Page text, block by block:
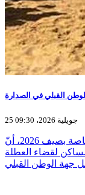
القبلي في الصدارة
25 جويلية 2026، 09:30
أظهرت بيانات منصّة العقارات "مبوّب" الخاصة بصيف 2026، أنّ
لقضاء العطلة